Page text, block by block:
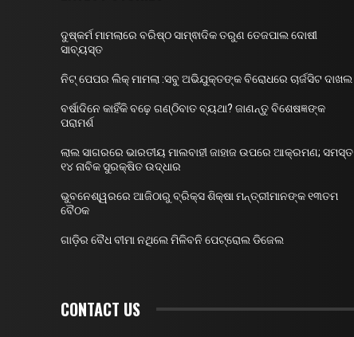
ଦୁଷ୍କର୍ମ ମାମଲାରେ ବରିଷ୍ଠ ସାମ୍ଵାଦିକ ତରୁଣ ତେଜପାଲ ଦୋଷୀ
ସାବ୍ୟସ୍ତ
ନିଟ୍ ପେପର ଲିକ୍ ମାମଲା :ସବୁ ଅଭିଯୁକ୍ତଙ୍କ ବିରୋଧରେ ଚାର୍ଜସିଟ ଦାଖଲ
ବର୍ଷାଦିନେ କାହିଁକି ବଢ଼େ ଗଣ୍ଠିବାତ ବ୍ୟଥା? ଜାଣନ୍ତୁ ବିଶେଷଜ୍ଞଙ୍କ
ପରାମର୍ଶ
ଲାଲ ସାଗରରେ ଭାରତୀୟ ମାଲବାହୀ ଜାହାଜ ଉପରେ ଆକ୍ରମଣ; ସମସ୍ତ
୧୪ ନାବିକ ସୁରକ୍ଷିତ ଉଦ୍ଧାର
ଭୁବନେଶ୍ୱରରେ ଆଜିଠାରୁ ବ୍ରିକ୍ସ ଶିକ୍ଷା ମନ୍ତ୍ରୀମାନଙ୍କ ୧୩ତମ
ବୈଠକ
ଗାଡ଼ିର ବୈଧ ବୀମା ନଥିଲେ ମିଳିବନି ପେଟ୍ରୋଲ ଡିଜେଲ
CONTACT US